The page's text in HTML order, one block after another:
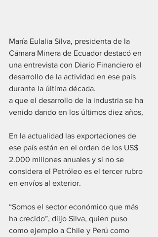
María Eulalia Silva, presidenta de la
Cámara Minera de Ecuador destacó en
una entrevista con Diario Financiero el
desarrollo de la actividad en ese país
durante la última década.
a que el desarrollo de la industria se ha
venido dando en los últimos diez años,
En la actualidad las exportaciones de
ese país están en el orden de los US$
2.000 millones anuales y si no se
considera el Petróleo es el tercer rubro
en envíos al exterior.
“Somos el sector económico que más
ha crecido”, diijo Silva, quien puso
como ejemplo a Chile y Perú como